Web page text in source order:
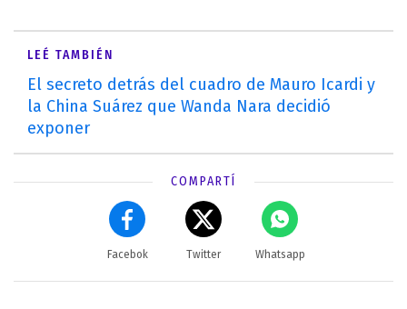
LEÉ TAMBIÉN
El secreto detrás del cuadro de Mauro Icardi y
la China Suárez que Wanda Nara decidió
exponer
COMPARTÍ
Facebok Twitter Whatsapp